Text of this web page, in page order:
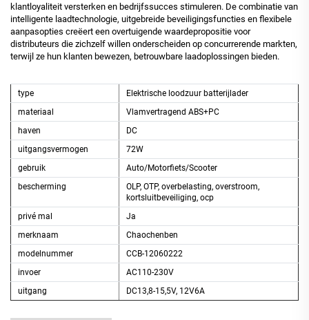
klantloyaliteit versterken en bedrijfssucces stimuleren. De combinatie van
intelligente laadtechnologie, uitgebreide beveiligingsfuncties en flexibele
aanpasopties creëert een overtuigende waardepropositie voor
distributeurs die zichzelf willen onderscheiden op concurrerende markten,
terwijl ze hun klanten bewezen, betrouwbare laadoplossingen bieden.
type
Elektrische loodzuur batterijlader
materiaal
Vlamvertragend ABS+PC
haven
DC
uitgangsvermogen
72W
gebruik
Auto/Motorfiets/Scooter
bescherming
OLP, OTP, overbelasting, overstroom,
kortsluitbeveiliging, ocp
privé mal
Ja
merknaam
Chaochenben
modelnummer
CCB-12060222
invoer
AC110-230V
uitgang
DC13,8-15,5V, 12V6A